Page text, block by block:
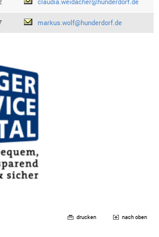
markus.wolf@hunderdorf.de
drucken nach oben